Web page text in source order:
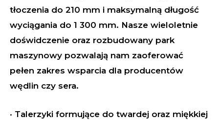
tłoczenia do 210 mm i maksymalną długość
wyciągania do 1 300 mm. Nasze wieloletnie
doświdczenie oraz rozbudowany park
maszynowy pozwalają nam zaoferować
pełen zakres wsparcia dla producentów
wędlin czy sera.
· Talerzyki formujące do twardej oraz miękkiej